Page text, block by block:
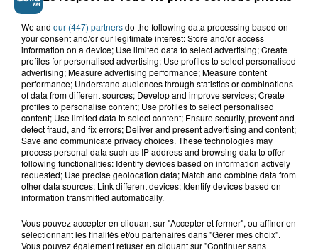
Saint-Omer : un enfant gravement brûlé
après l'explosion d'un jouet...
Valérie, 46 ans, portée disparue
depuis mardi à Dunkerque, sa...
We and our (447) partnersdo the following data processing based on
your consent and/or our legitimate interest: Store and/or access
information on a device; Use limited data to select advertising; Create
profiles for personalised advertising; Use profiles to select personalised
advertising; Measure advertising performance; Measure content
performance; Understand audiences through statistics or combinations
of data from different sources; Develop and improve services; Create
profiles to personalise content; Use profiles to select personalised
content; Use limited data to select content; Ensure security, prevent and
detect fraud, and fix errors; Deliver and present advertising and content;
Save and communicate privacy choices. These technologies may
process personal data such as IP address and browsing data to offer
following functionalities: Identify devices based on information actively
requested; Use precise geolocation data; Match and combine data from
other data sources; Link different devices; Identify devices based on
information transmitted automatically.
Vous pouvez accepter en cliquant sur "Accepter et fermer", ou affiner en
sélectionnant les finalités et/ou partenaires dans "Gérer mes choix".
Vous pouvez également refuser en cliquant sur "Continuer sans